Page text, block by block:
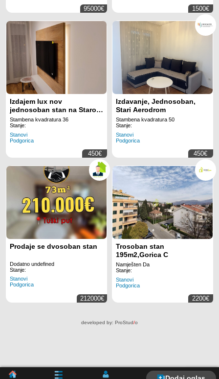
95000€ 1500€
Izdajem lux nov
jednosoban stan na Starom
Aerodromu sa velikim
garažnim mjestom
Stambena kvadratura 36
Stanje:
Stanovi
Podgorica
450€
Izdavanje, Jednosoban,
Stari Aerodrom
Stambena kvadratura 50
Stanje:
Stanovi
Podgorica
450€
Prodaje se dvosoban stan
Dodatno undefined
Stanje:
Stanovi
Podgorica
212000€
Trosoban stan
195m2,Gorica C
Namješten Da
Stanje:
Stanovi
Podgorica
2200€
developed by: ProStud/o